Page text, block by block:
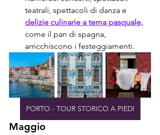
teatrali, spettacoli di danza e
delizie culinarie a tema pasquale,
come il pan di spagna,
arricchiscono i festeggiamenti.
PORTO - TOUR STORICO A PIEDI
Maggio